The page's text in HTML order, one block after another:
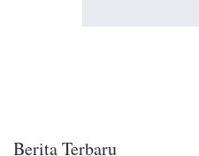
Berita Terbaru